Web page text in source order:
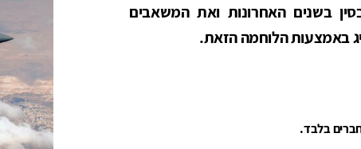
בשנים האחרונות ואת המשאבים
באמצעות הלוחמה הזאת.
בלבד.